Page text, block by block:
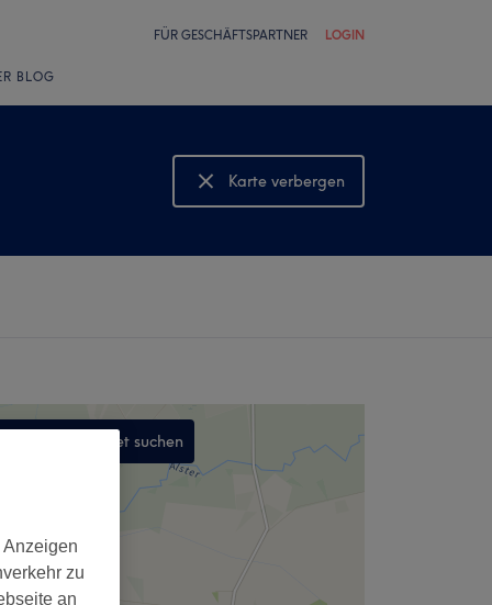
FÜR GESCHÄFTSPARTNER LOGIN
BLOG
Karte verbergen
Karte anzeigen
In diesem Gebiet suchen
zu
an